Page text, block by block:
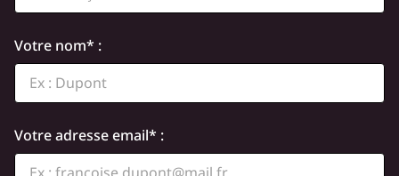
Votre nom* :
Votre adresse email* :